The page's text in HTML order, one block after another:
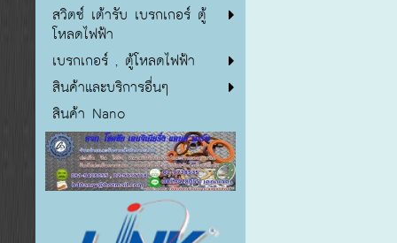
สวิตซ์ เต้ารับ เบรกเกอร์ ตู้
โหลดไฟฟ้า
เบรกเกอร์ , ตู้โหลดไฟฟ้า
สินค้าและบริการอื่นๆ
สินค้า Nano